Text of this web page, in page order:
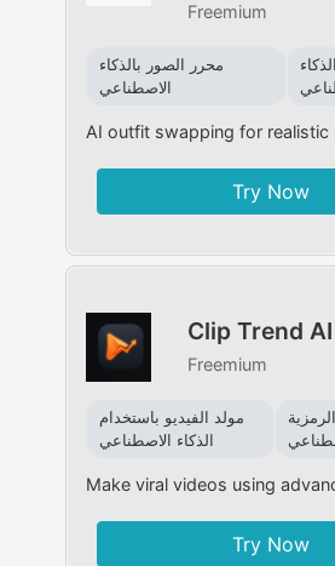
Freemium
محرر الصور بالذكاء
الاصطناعي
AI outfit swapping for
Try Now
Clip Trend AI
Freemium
مولد الفيديو باستخدام
الذكاء الاصطناعي
Make viral videos using
Try Now